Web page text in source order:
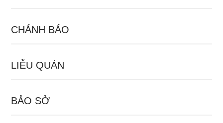
CHÁNH BÁO
LIỄU QUÁN
BẢO SỞ